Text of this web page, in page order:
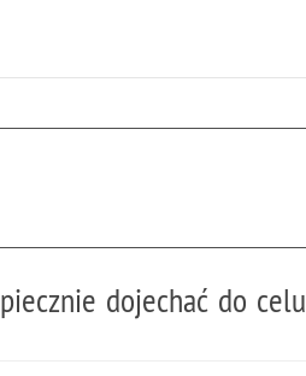
dojechać do celu